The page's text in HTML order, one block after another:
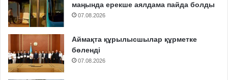
маңында ерекше аялдама пайда болды
07.08.2026
Аймақта құрылысшылар құрметке
бөленді
07.08.2026